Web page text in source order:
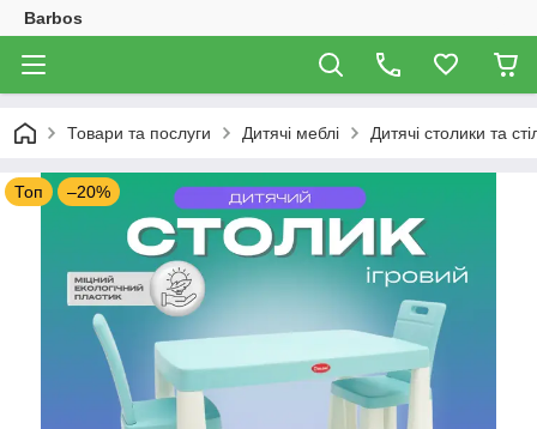
Barbos
Товари та послуги Дитячі меблі Дитячі столики та
Топ –20%